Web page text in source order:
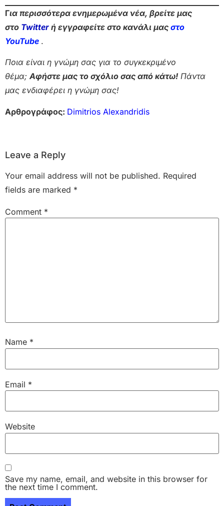
Για περισσότερα ενημερωμένα νέα, βρείτε μας
στο Twitter ή εγγραφείτε στο κανάλι μας στο
YouTube .
Ποια είναι η γνώμη σας για το συγκεκριμένο
θέμα;Αφήστε μας το σχόλιο σας από κάτω! Πάντα
μας ενδιαφέρει η γνώμη σας!
Αρθρογράφος: Dimitrios Alexandridis
Leave a Reply
Your email address will not be published. Required
fields are marked *
Comment *
Name *
Email *
Website
Save my name, email, and website in this browser for
the next time I comment.